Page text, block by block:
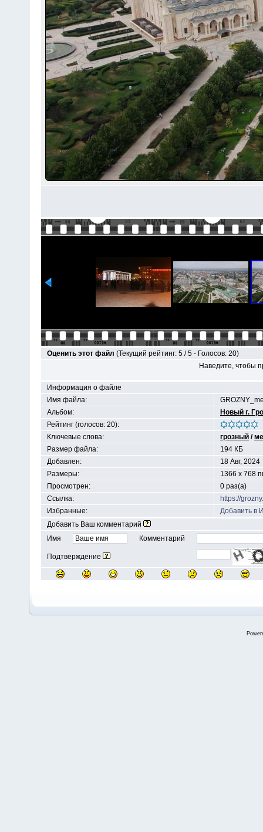
Оценить этот файл (Текущий рейтинг: 5 / 5 - Голосов: 20)
Наведите, чтобы
Информация о файле
Имя файла:
Альбом:
Новый г.
Рейтинг (голосов: 20):
Ключевые слова:
грозный /
Размер файла:
194 КБ
Добавлен:
18 Авг, 2024
Размеры:
1366 x 768
Просмотрен:
0 раз(а)
Ссылка:
https://
Избранные:
Добавить в
Добавить Ваш комментарий
Имя
Комментарий
Подтверждение